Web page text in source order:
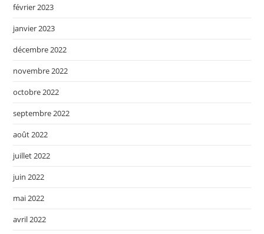
février 2023
janvier 2023
décembre 2022
novembre 2022
octobre 2022
septembre 2022
août 2022
juillet 2022
juin 2022
mai 2022
avril 2022